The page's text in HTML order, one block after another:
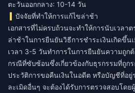
ตะวันออกกลาง: 10-14 วัน
ปัจจัยที่ทำให้การแก้ไขล่าช้า
เอกสารที่ไม่ครบถ้วนจะทำให้การนับเวลา
ล่าช้าในการยืนยันวิธีการชำระเงินเกิดขึ้น
เวลา 3-5 วันทำการในการยืนยันความถูก
กรณีที่ซับซ้อนซึ่งเกี่ยวข้องกับธุรกรรมที่ถูกร
ประวัติการขอคืนเงินในอดีต หรือบัญชีที่อยู่
ละเมิดอื่นๆ จะต้องได้รับการตรวจสอบโด